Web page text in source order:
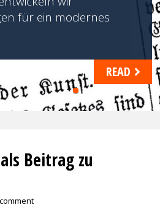
für ein modernes
READ
1
Beitrag zu